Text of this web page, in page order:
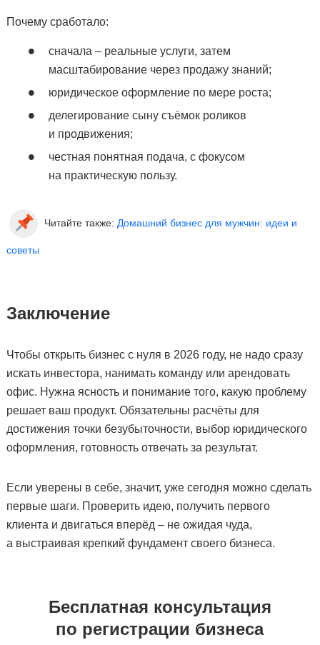
Почему сработало:
сначала – реальные услуги, затем
масштабирование через продажу знаний;
юридическое оформление по мере роста;
делегирование сыну съёмок роликов
и продвижения;
честная понятная подача, с фокусом
на практическую пользу.
Читайте также: Домашний бизнес для мужчин: идеи и
советы
Заключение
Чтобы открыть бизнес с нуля в 2026 году, не надо сразу
искать инвестора, нанимать команду или арендовать
офис. Нужна ясность и понимание того, какую проблему
решает ваш продукт. Обязательны расчёты для
достижения точки безубыточности, выбор юридического
оформления, готовность отвечать за результат.
Если уверены в себе, значит, уже сегодня можно сделать
первые шаги. Проверить идею, получить первого
клиента и двигаться вперёд – не ожидая чуда,
а выстраивая крепкий фундамент своего бизнеса.
Бесплатная консультация
по регистрации бизнеса